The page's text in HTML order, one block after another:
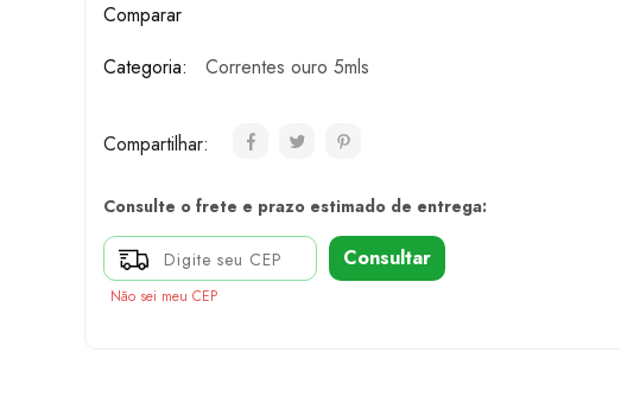
Comparar
Categoria:
Correntes ouro 5mls
Compartilhar:
Consulte o frete e prazo estimado de entrega:
Consultar
Não sei meu CEP